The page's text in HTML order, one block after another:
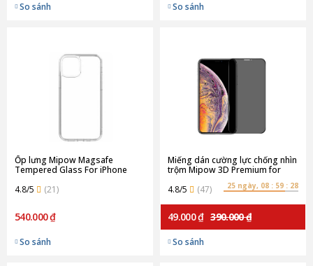
So sánh So sánh
Ốp lưng Mipow Magsafe
Tempered Glass For iPhone
4.8/5
(21)
540.000 ₫
So sánh
Miếng dán cường lực chống nhìn
trộm Mipow 3D Premium for
Max
4.8/5 (47) 25 ngày, 08 : 59 : 28
49.000 ₫ 390.000 ₫
So sánh